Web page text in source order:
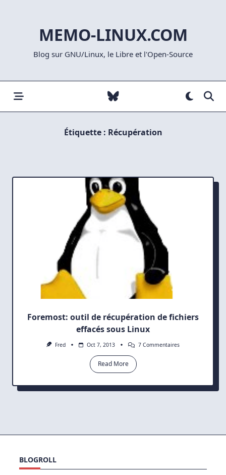
MEMO-LINUX.COM
Blog sur GNU/Linux, le Libre et l'Open-Source
Étiquette : Récupération
Foremost: outil de récupération de fichiers
effacés sous Linux
Fred Oct 7, 2013 7 CommentairesSur
Fichiers
Read More
BLOGROLL